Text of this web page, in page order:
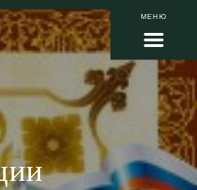
МЕНЮ